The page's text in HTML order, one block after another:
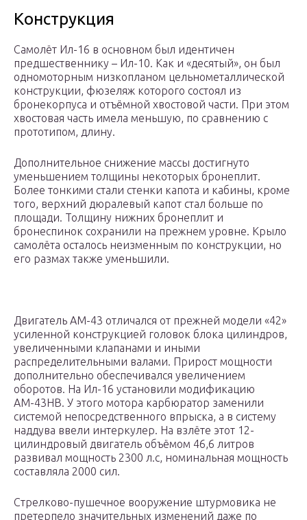
Конструкция
Самолёт Ил-16 в основном был идентичен
предшественнику – Ил-10. Как и «десятый», он был
одномоторным низкопланом цельнометаллической
конструкции, фюзеляж которого состоял из
бронекорпуса и отъёмной хвостовой части. При этом
хвостовая часть имела меньшую, по сравнению с
прототипом, длину.
Дополнительное снижение массы достигнуто
уменьшением толщины некоторых бронеплит.
Более тонкими стали стенки капота и кабины, кроме
того, верхний дюралевый капот стал больше по
площади. Толщину нижних бронеплит и
бронеспинок сохранили на прежнем уровне. Крыло
самолёта осталось неизменным по конструкции, но
его размах также уменьшили.
Двигатель АМ-43 отличался от прежней модели «42»
усиленной конструкцией головок блока цилиндров,
увеличенными клапанами и иными
распределительными валами. Прирост мощности
дополнительно обеспечивался увеличением
оборотов. На Ил-16 установили модификацию
АМ-43НВ. У этого мотора карбюратор заменили
системой непосредственного впрыска, а в систему
наддува ввели интеркулер. На взлёте этот 12-
цилиндровый двигатель объёмом 46,6 литров
развивал мощность 2300 л.с, номинальная мощность
составляла 2000 сил.
Стрелково-пушечное вооружение штурмовика не
претерпело значительных изменений даже по